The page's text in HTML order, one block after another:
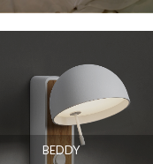
BEDDY